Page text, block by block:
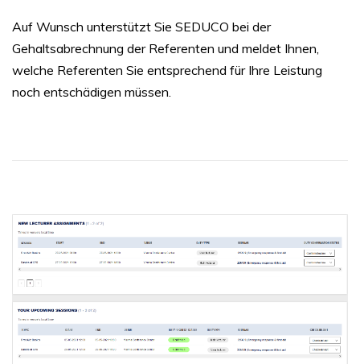
Auf Wunsch unterstützt Sie SEDUCO bei der
Gehaltsabrechnung der Referenten und meldet Ihnen,
welche Referenten Sie entsprechend für Ihre Leistung
noch entschädigen müssen.